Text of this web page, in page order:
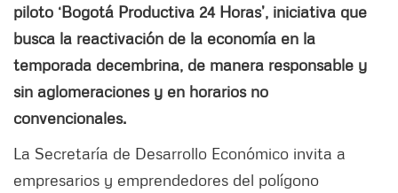
piloto ‘Bogotá Productiva 24 Horas’, iniciativa que
busca la reactivación de la economía en la
temporada decembrina, de manera responsable y
sin aglomeraciones y en horarios no
convencionales.
La Secretaría de Desarrollo Económico invita a
empresarios y emprendedores del polígono